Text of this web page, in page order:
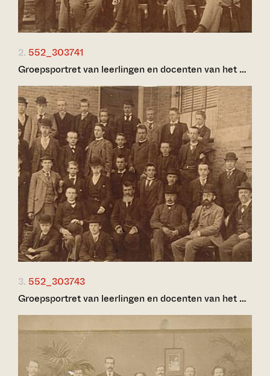
2. 552_303741
Groepsportret van leerlingen en docenten van het …
3. 552_303743
Groepsportret van leerlingen en docenten van het …